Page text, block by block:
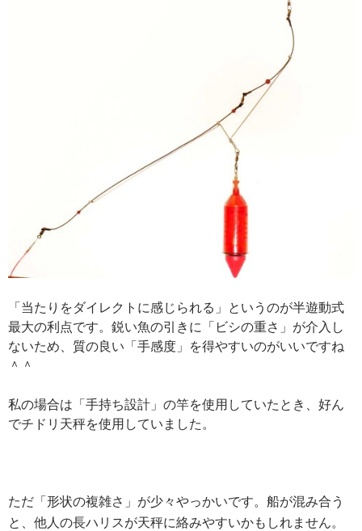
「当たりをダイレクトに感じられる」というのが半遊動式
最大の利点です。鋭い魚の引きに「ビシの重さ」が介入し
ないため、質の良い「手感度」を得やすいのがいいですね
＾＾
私の場合は「手持ち設計」の竿を使用していたとき、好ん
でチドリ天秤を使用していました。
ただ「形状の複雑さ」が少々やっかいです。船が混み合う
と、他人の長ハリスが天秤に絡みやすいかもしれません。